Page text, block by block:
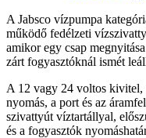
A Jabsco vízpumpa
működő fedélzeti
amikor egy csap
zárt fogyasztóknál ismét
A 12 vagy 24 voltos kivitel,
nyomás, a port és az
szivattyút víztartállyal,
és a fogyasztók